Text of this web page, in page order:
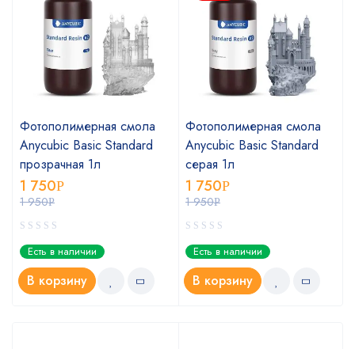
Фотополимерная смола
Anycubic Basic Standard
прозрачная 1л
1 950Р
1 750Р
Есть в наличии
В корзину
Фотополимерная смола
Anycubic Basic Standard
серая 1л
1 950Р
1 750Р
Есть в наличии
В корзину